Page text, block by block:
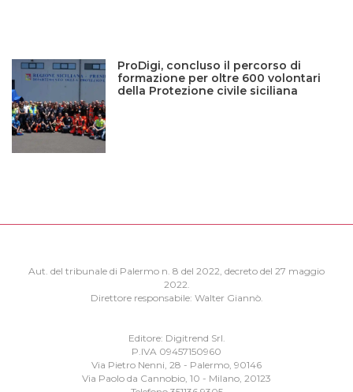
ProDigi, concluso il percorso di
formazione per oltre 600 volontari
della Protezione civile siciliana
Aut. del tribunale di Palermo n. 8 del 2022, decreto del 27 maggio
2022.
Direttore responsabile: Walter Giannò.
Editore: Digitrend Srl.
P.IVA 09457150960
Via Pietro Nenni, 28 - Palermo, 90146
Via Paolo da Cannobio, 10 - Milano, 20123